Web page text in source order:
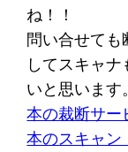
ね！！
問い合せても
してスキャ
いと思います。
本の裁断サー
本のスキャン